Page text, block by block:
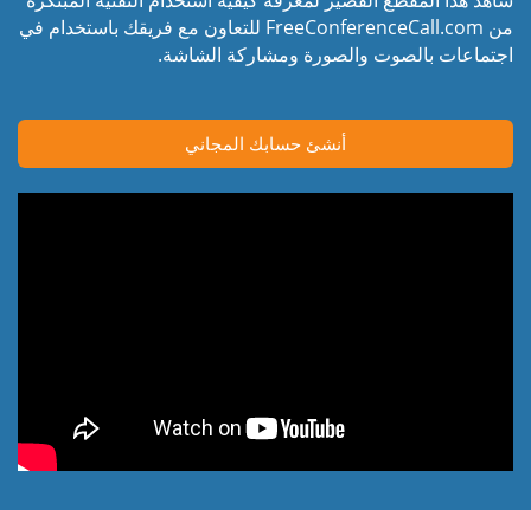
من FreeConferenceCall.com للتعاون مع فريقك باستخدام في
اجتماعات بالصوت والصورة ومشاركة الشاشة.
أنشئ حسابك المجاني